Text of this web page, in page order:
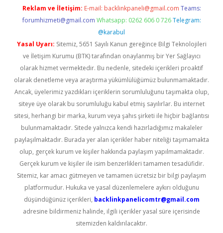
Reklam ve İletişim: E-mail: backlinkpaneli@gmail.com Teams:
forumhizmeti@gmail.com Whatsapp: 0262 606 0 726 Telegram:
@karabul
Yasal Uyarı: Sitemiz, 5651 Sayılı Kanun gereğince Bilgi Teknolojileri
ve İletişim Kurumu (BTK) tarafından onaylanmış bir Yer Sağlayıcı
olarak hizmet vermektedir. Bu nedenle, sitedeki içerikleri proaktif
olarak denetleme veya araştırma yükümlülüğümüz bulunmamaktadır.
Ancak, üyelerimiz yazdıkları içeriklerin sorumluluğunu taşımakta olup,
siteye üye olarak bu sorumluluğu kabul etmiş sayılırlar. Bu internet
sitesi, herhangi bir marka, kurum veya şahıs şirketi ile hiçbir bağlantısı
bulunmamaktadır. Sitede yalnızca kendi hazırladığımız makaleler
paylaşılmaktadır. Burada yer alan içerikler haber niteliği taşımamakta
olup, gerçek kurum ve kişiler hakkında paylaşım yapılmamaktadır.
Gerçek kurum ve kişiler ile isim benzerlikleri tamamen tesadüfidir.
Sitemiz, kar amacı gütmeyen ve tamamen ücretsiz bir bilgi paylaşım
platformudur. Hukuka ve yasal düzenlemelere aykırı olduğunu
düşündüğünüz içerikleri, backlinkpanelicomtr@gmail.com
adresine bildirmeniz halinde, ilgili içerikler yasal süre içerisinde
sitemizden kaldırılacaktır.